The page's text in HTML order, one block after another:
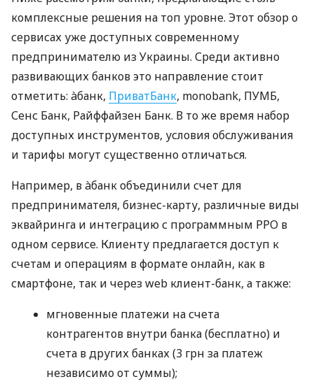
комплексные решения на топ уровне. Этот обзор о
сервисах уже доступных современному
предпринимателю из Украины. Среди активно
развивающих банков это направление стоит
отметить: àбанк, ПриватБанк, monobank, ПУМБ,
Сенс Банк, Райффайзен Банк. В то же время набор
доступных инструментов, условия обслуживания
и тарифы могут существенно отличаться.
Например, в àбанк объединили счет для
предпринимателя, бизнес-карту, различные виды
эквайринга и интеграцию с программным РРО в
одном сервисе. Клиенту предлагается доступ к
счетам и операциям в формате онлайн, как в
смартфоне, так и через web клиент-банк, а также:
мгновенные платежи на счета
контрагентов внутри банка (бесплатно) и
счета в других банках (3 грн за платеж
независимо от суммы);